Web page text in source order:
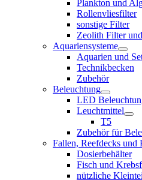
Plankton und
Rollenvliesfilter
sonstige Filter
Zeolith Filter
Aquariensysteme
Aquarien und
Technikbecken
Zubehör
Beleuchtung
LED
Leuchtmittel
T5
Zubehör für
Fallen, Reefdecks und
Dosierbehälter
Fisch und
nützliche